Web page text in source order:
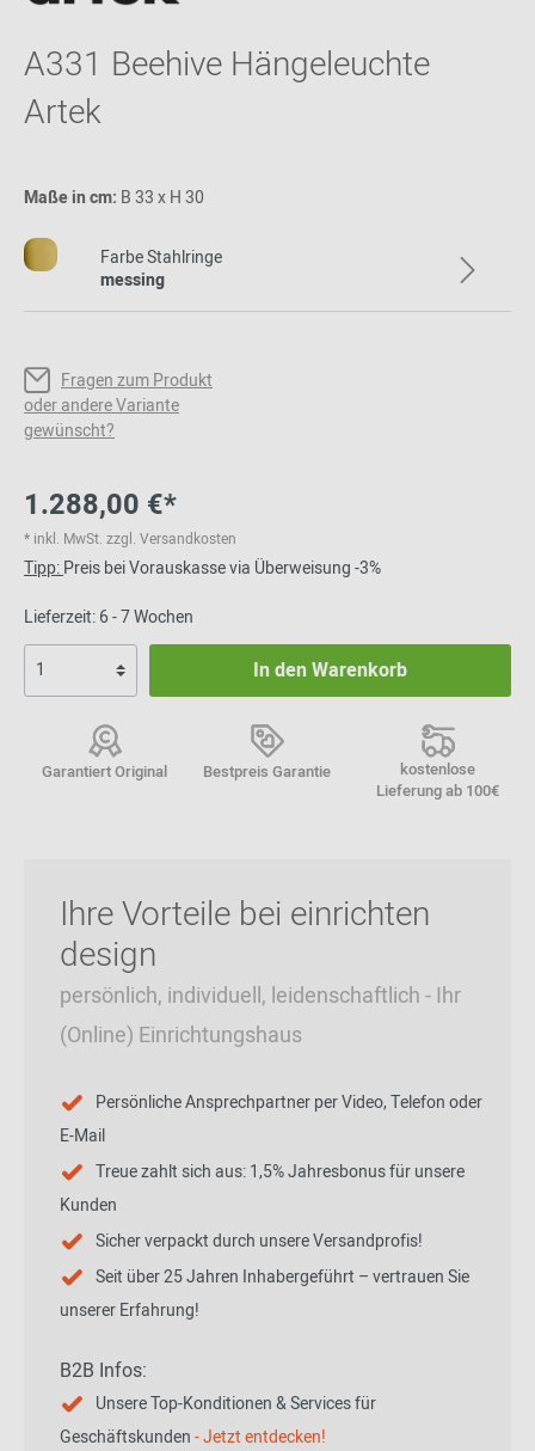
A331 Beehive Hängeleuchte
Artek
Maße in cm: B 33 x H 30
Farbe Stahlringe
messing
Fragen zum Produkt
oder andere Variante
gewünscht?
1.288,00 €*
* inkl. MwSt. zzgl. Versandkosten
Tipp:Preis bei Vorauskasse via Überweisung -3%
Lieferzeit: 6 - 7 Wochen
In den Warenkorb
Garantiert Original Bestpreis Garantie
kostenlose
Lieferung ab 100€
Ihre Vorteile bei einrichten
design
persönlich, individuell, leidenschaftlich - Ihr
(Online) Einrichtungshaus
Persönliche Ansprechpartner per Video, Telefon oder
E-Mail
Treue zahlt sich aus: 1,5% Jahresbonus für unsere
Kunden
Sicher verpackt durch unsere Versandprofis!
Seit über 25 Jahren Inhabergeführt – vertrauen Sie
unserer Erfahrung!
B2B Infos:
Unsere Top-Konditionen & Services für
Geschäftskunden- Jetzt entdecken!